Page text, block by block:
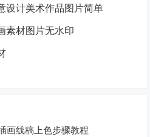
设计美术作品图片简单
素材图片无水印
画线稿上色步骤教程